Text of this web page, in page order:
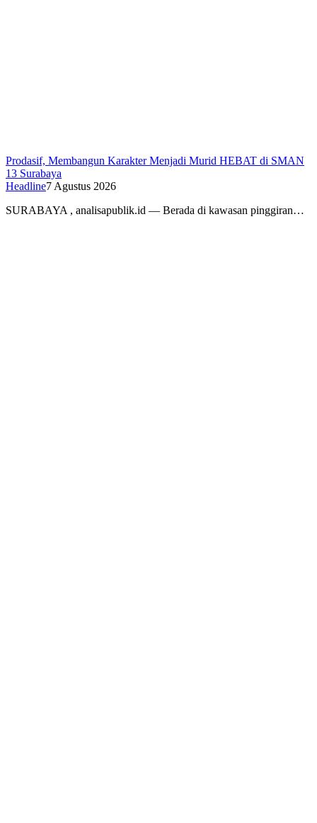
Prodasif, Membangun Karakter Menjadi Murid HEBAT di SMAN
13 Surabaya
Headline7 Agustus 2026
SURABAYA , analisapublik.id — Berada di kawasan pinggiran…